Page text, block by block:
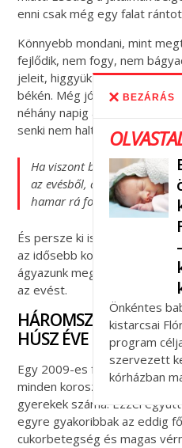
enni csak még egy falat
Könnyebb mondani, mint
fejlődik, nem fogy, nem
jeleit, higgyük el neki, hogy
békén. Még jó étvágyú
néhány napig alig eszik
senki nem halt éhen, mert
Ha viszont belemegyünk
az evésből, az nem marad
hamar rá fog jönni, hogy ez
És persze ki is fogja
az idősebb korban
ágyazunk meg azzal, ha
az evést.
HÁROMSZOR TÖBB A
HÚSZ ÉVE
Egy 2009-es felmérés
minden korosztályban
gyerekek száma. Ezzel
egyre gyakoribbak az eddig
cukorbetegség és magas
BEZÁRÁS
Önkéntes
kistarcsai
program
szervezett
kórházban